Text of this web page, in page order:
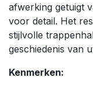
afwerking getuigt
voor detail. Het
stijlvolle
geschiedenis van
Kenmerken: